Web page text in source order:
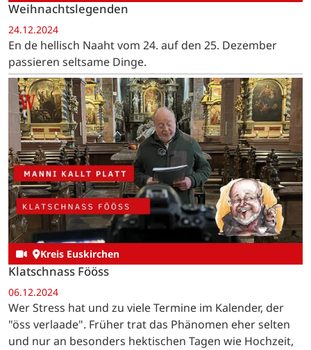
Weihnachtslegenden
24.12.2024
En de hellisch Naaht vom 24. auf den 25. Dezember
passieren seltsame Dinge.
Kreis Euskirchen
Klatschnass Fööss
06.12.2024
Wer Stress hat und zu viele Termine im Kalender, der
"öss verlaade". Früher trat das Phänomen eher selten
und nur an besonders hektischen Tagen wie Hochzeit,